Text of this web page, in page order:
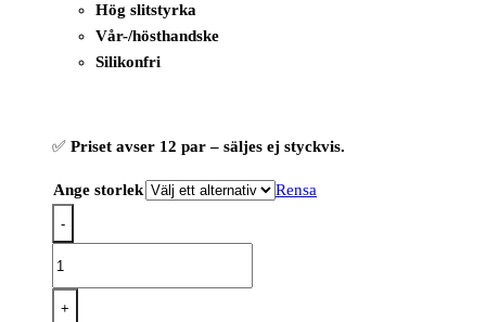
Hög slitstyrka
Vår-/hösthandske
Silikonfri
✅ Priset avser 12 par – säljes ej styckvis.
Ange storlek Rensa
-
Flexible
+